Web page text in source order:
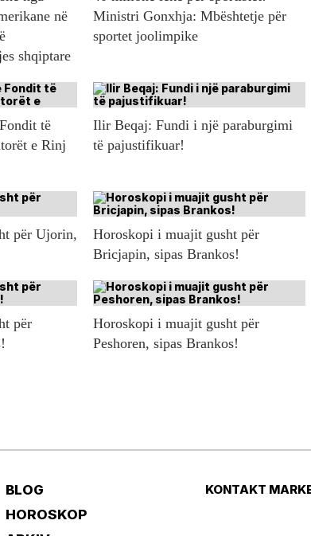
në
shqiptare
Ministri Gonxhja: Mbështetje për
sportet joolimpike
të
e Rinj
Ilir Beqaj: Fundi i një paraburgimi
të pajustifikuar!
për Ujorin,
Horoskopi i muajit gusht për
Bricjapin, sipas Brankos!
për
Horoskopi i muajit gusht për
Peshoren, sipas Brankos!
BLOG
HOROSKOP
KONTAKT